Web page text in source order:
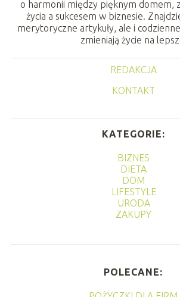
o harmonii między pięknym domem,
życia a sukcesem w biznesie.
merytoryczne artykuły, ale i
zmieniają życie na
REDAKCJA
KONTAKT
KATEGORIE:
BIZNES
DIETA
DOM
LIFESTYLE
URODA
ZAKUPY
POLECANE: